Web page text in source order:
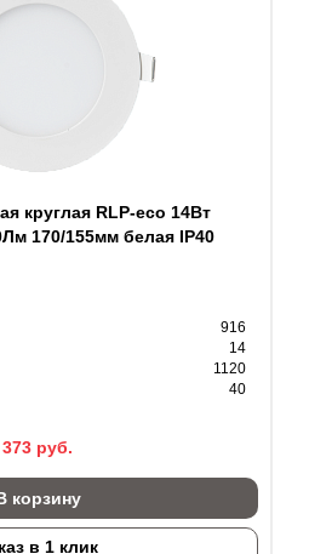
круглая RLP-eco 14Вт
170/155мм белая IP40
916
14
1120
40
373 руб.
корзину
в 1 клик